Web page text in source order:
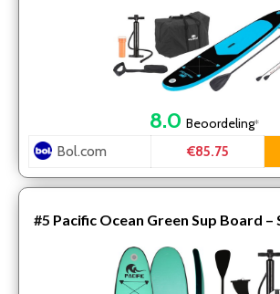
80 kg
8.0 Beoordeling*
Bol.com €85.75
#5 Pacific Ocean Green Sup Board –
– 285 cm – 6 Delig- Groen – Met
telefoonh…